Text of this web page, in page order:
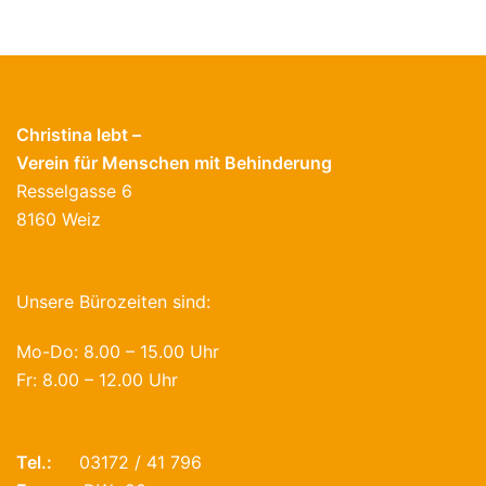
Christina lebt –
Verein für Menschen mit Behinderung
Resselgasse 6
8160 Weiz
Unsere Bürozeiten sind:
Mo-Do: 8.00 – 15.00 Uhr
Fr: 8.00 – 12.00 Uhr
Tel.: 03172 / 41 796